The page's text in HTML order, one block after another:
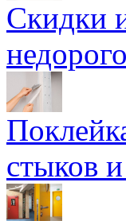
Скидки
стыков